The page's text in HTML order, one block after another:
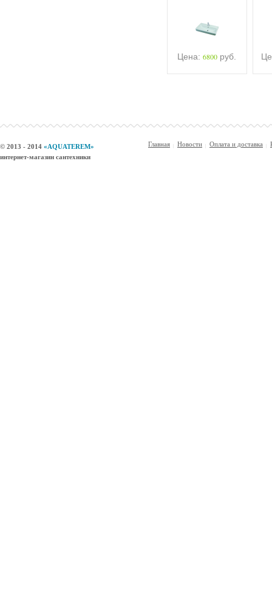
Цена: 6800 руб.
© 2013 - 2014 «AQUATEREM»
интернет-магазин сантехники
Главная Новости Оплата и доставка